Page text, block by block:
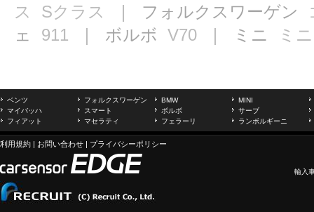
ス
Sクラス ｜ フォルクスワーゲン
ェ 911 ｜ ボルボ V70 ｜ ミニ ミニ
ベンツ フォルクスワーゲン BMW
MINI
マイバッハ
スマート ボルボ
サーブ
フィアット
マセラティ フェラーリ ランボルギーニ
利用規約 | お問い合わせ | プライバシーポリシー
輸入